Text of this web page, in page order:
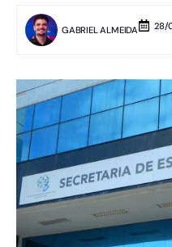
GABRIEL ALMEIDA 28/